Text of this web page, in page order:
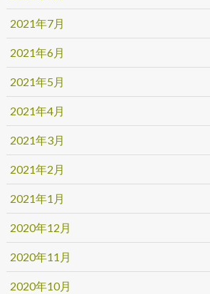
2021年7月
2021年6月
2021年5月
2021年4月
2021年3月
2021年2月
2021年1月
2020年12月
2020年11月
2020年10月